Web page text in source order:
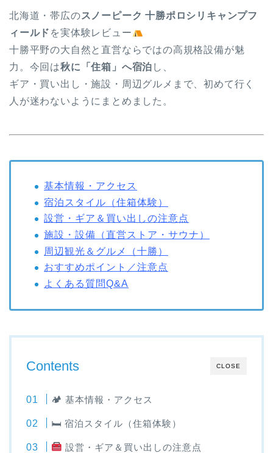
北海道・帯広のスノーピーク 十勝ポロシリキャンプフ
ィールド を実体験レビュー
十勝平野の大自然と直営ならではの高規格設備が魅
力。今回は秋に「住箱」へ宿泊 し、
ギア・買い出し・施設・周辺グルメまで、初めて行く
人が迷わないようにまとめました。
基本情報・アクセス
宿泊スタイル（住箱体験）
設営・ギア＆買い出しの注意点
施設・設備（直営ストア・サウナ）
周辺観光＆グルメ（十勝）
おすすめポイント／注意点
よくある質問Q&A
CLOSE
Contents
🏕 基本情報・アクセス
🛏 宿泊スタイル（住箱体験）
設営・ギア＆買い出しの注意点